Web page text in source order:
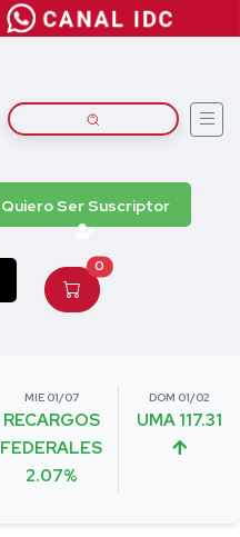
Quiero Ser Suscriptor
0
MIE 01/07
RECARGOS
FEDERALES
2.07%
DOM 01/02
UMA 117.31